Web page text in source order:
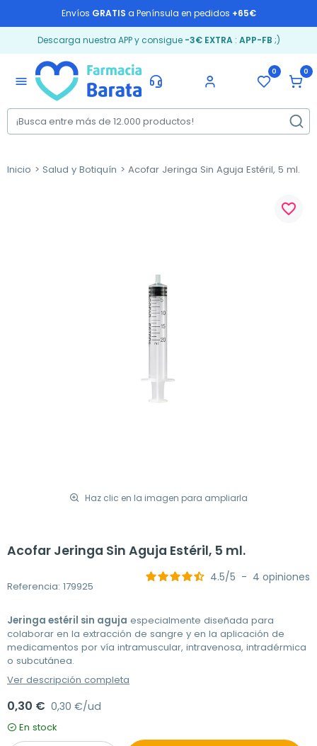
Envíos GRATIS a Península en pedidos +65€
Descarga nuestra APP y consigue -3€ EXTRA: APP-FB ;)
menu
0 0
Inicio Salud y Botiquín Acofar Jeringa Sin Aguja Estéril, 5 ml.
Haz clic en la imagen para ampliarla
favorite_border
Acofar Jeringa Sin Aguja Estéril, 5 ml.
Referencia: 179925
4.5/5 - 4 opiniones
Jeringa estéril sin aguja especialmente diseñada para
colaborar en la extracción de sangre y en la aplicación de
medicamentos por vía intramuscular, intravenosa, intradérmica
o subcutánea.
Ver descripción completa
0,30 € 0,30 €/ud
En stock